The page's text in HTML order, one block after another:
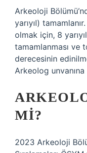
Arkeoloji
yarıyıl)
olmak için, 8
tamamlanması ve
derecesinin
Arkeolog unvanına
MI?
2023 Arkeoloji